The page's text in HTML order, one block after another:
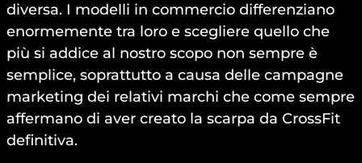
diversa. I modelli in commercio differenziano
enormemente tra loro e scegliere quello che
più si addice al nostro scopo non sempre è
semplice, soprattutto a causa delle campagne
marketing dei relativi marchi che come sempre
affermano di aver creato la scarpa da CrossFit
definitiva.